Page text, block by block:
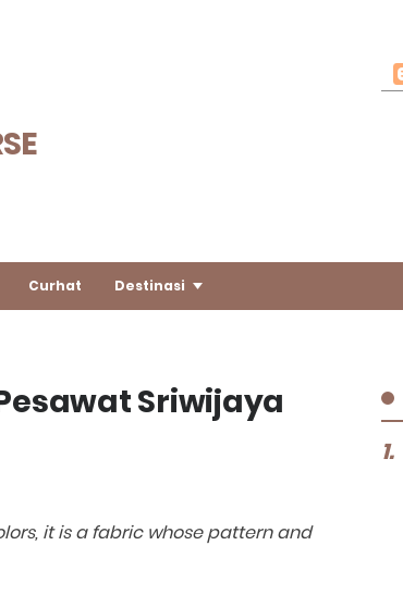
Curhat Destinasi
Sriwijaya
it is a fabric whose pattern and